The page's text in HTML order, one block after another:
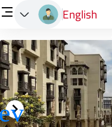
English